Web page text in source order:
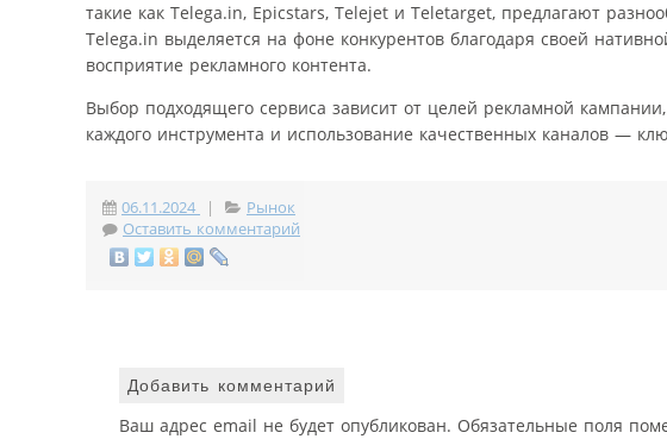
такие как Telega.in, Epicstars, Telejet и Teletarget, предлагают
Telega.in выделяется на фоне конкурентов благодаря своей
восприятие рекламного контента.
Выбор подходящего сервиса зависит от целей рекламной
каждого инструмента и использование качественных каналов —
06.11.2024 |
Рынок
Оставить комментарий
Добавить комментарий
Ваш адрес email не будет опубликован. Обязательные поля